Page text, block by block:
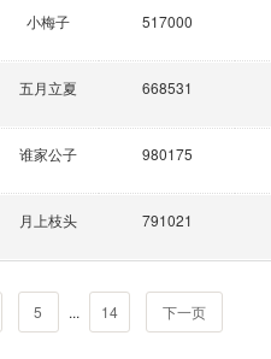
小梅子 517000
五月立夏 668531
谁家公子 980175
月上枝头 791021
5 ... 14 下一页